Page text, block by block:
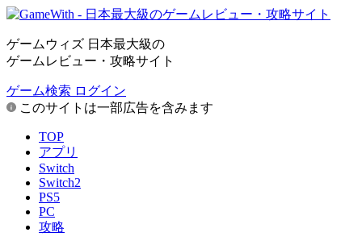
ゲームウィズ 日本最大級の
ゲームレビュー・攻略サイト
ゲーム検索 ログイン
このサイトは一部広告を含みます
TOP
アプリ
Switch
Switch2
PS5
PC
攻略